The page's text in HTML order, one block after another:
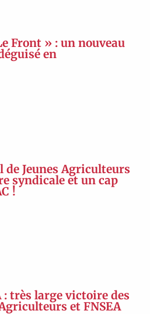
Front » : un nouveau
en
de Jeunes Agriculteurs
syndicale et un cap
!
: très large victoire des
et FNSEA